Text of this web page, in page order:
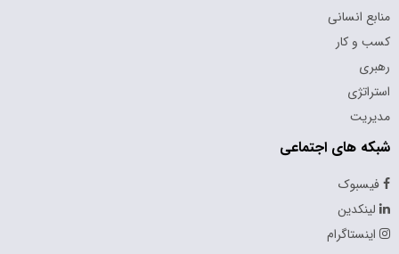
منابع انسانی
کسب و کار
رهبری
استراتژی
مدیریت
شبکه های اجتماعی
فیسبوک
لینکدین
اینستاگرام